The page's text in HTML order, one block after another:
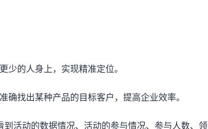
的人身上，实现精准定位。
找出某种产品的目标客户，提高企业效率。
活动的数据情况、活动的参与情况、参与人数、领